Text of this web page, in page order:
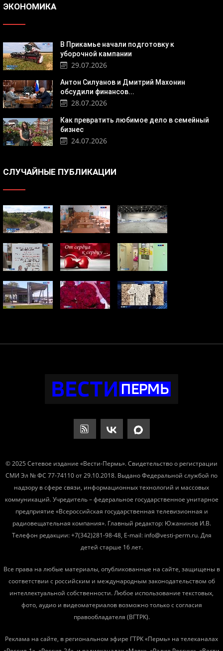
ЭКОНОМИКА
В Прикамье начали подготовку к
уборочной кампании
29.07.2026
Антон Силуанов и Дмитрий Махонин
обсудили финансов...
28.07.2026
Как превратить любимое дело в семейный
бизнес
24.07.2026
СЛУЧАЙНЫЕ ПУБЛИКАЦИИ
© 2025 Сетевое издание «Вести-Пермь». Свидетельство о регистрации
СМИ Эл № ФС 77-74110 от 29.10.2018. Выдано Федеральной службой по
надзору в сфере связи, информационных технологий и массовых
коммуникаций. Учредитель – федеральное государственное унитарное
предприятие «Всероссийская государственная телевизионная и
радиовещательная компания». Главный редактор: Южанинов И.В.
Телефон редакции: +7(342)281-98-48, E-mail: info@vesti-perm.ru. Для
детей старше 16 лет.
Все права на любые материалы, опубликованные на сайте, защищены в
соответствии с российским и международным законодательством об
интеллектуальной собственности. Любое использование текстовых,
фото, аудио и видеоматериалов возможно только с согласия
правообладателя (ВГТРК).
Реклама на сайте, в региональном эфире ГТРК «Пермь» на телеканалах